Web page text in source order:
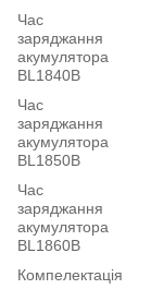
Час
заряджання
акумулятора
BL1840B
Час
заряджання
акумулятора
BL1850B
Час
заряджання
акумулятора
BL1860B
Компелектація